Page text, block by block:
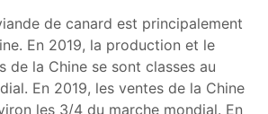
de canard est principalement
En 2019, la production et le
de la Chine se sont classes au
En 2019, les ventes de la Chine
les 3/4 du marche mondial. En